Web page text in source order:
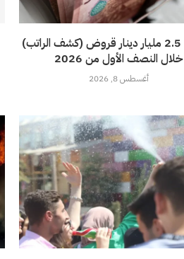
الأردن.. 2.5 مليار دينار قروض (كشف الراتب)
خلال النصف الأول من 2026
أغسطس 8, 2026